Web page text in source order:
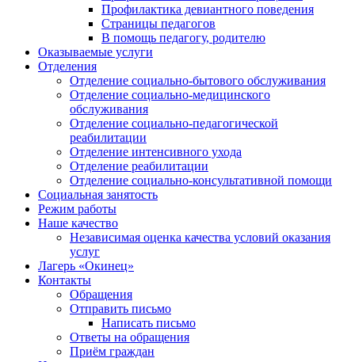
Профилактика девиантного поведения
Страницы педагогов
В помощь педагогу, родителю
Оказываемые услуги
Отделения
Отделение социально-бытового обслуживания
Отделение социально-медицинского
обслуживания
Отделение социально-педагогической
реабилитации
Отделение интенсивного ухода
Отделение реабилитации
Отделение социально-консультативной помощи
Социальная занятость
Режим работы
Наше качество
Независимая оценка качества условий оказания
услуг
Лагерь «Окинец»
Контакты
Обращения
Отправить письмо
Написать письмо
Ответы на обращения
Приём граждан